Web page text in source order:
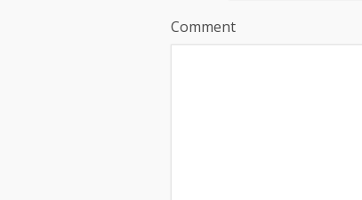
Comment